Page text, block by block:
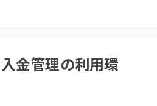
金管理の利用環